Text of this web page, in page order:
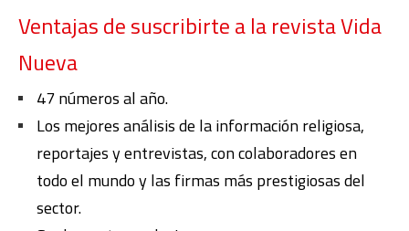
Ventajas de suscribirte a la revista Vida
Nueva
47 números al año.
Los mejores análisis de la información religiosa,
reportajes y entrevistas, con colaboradores en
todo el mundo y las firmas más prestigiosas del
sector.